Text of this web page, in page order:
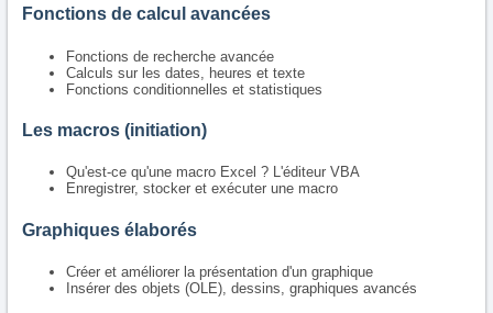
Fonctions de calcul avancées
Fonctions de recherche avancée
Calculs sur les dates, heures et texte
Fonctions conditionnelles et statistiques
Les macros (initiation)
Qu'est-ce qu'une macro Excel ? L'éditeur VBA
Enregistrer, stocker et exécuter une macro
Graphiques élaborés
Créer et améliorer la présentation d'un graphique
Insérer des objets (OLE), dessins, graphiques avancés